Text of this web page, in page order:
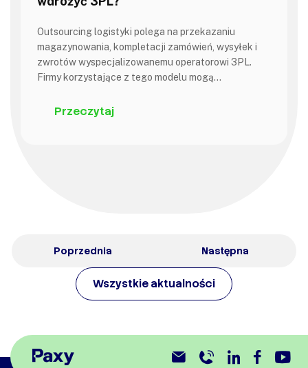
Outsourcing logistyki polega na przekazaniu
magazynowania, kompletacji zamówień, wysyłek i
zwrotów wyspecjalizowanemu operatorowi 3PL.
Firmy korzystające z tego modelu mogą…
Przeczytaj
Poprzednia
Wszystkie aktualności
Następna